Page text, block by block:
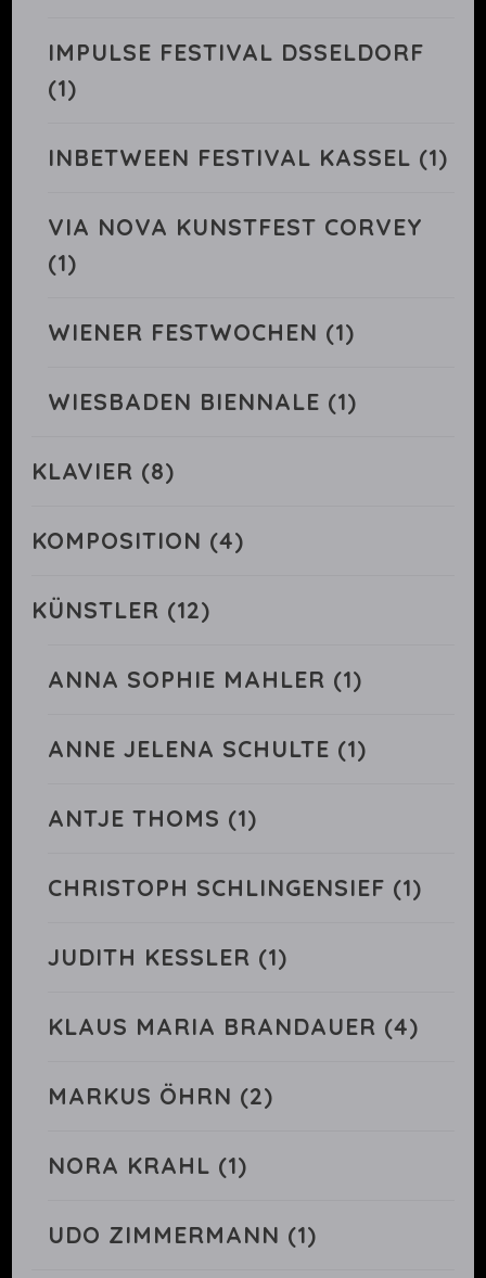
IMPULSE FESTIVAL DSSELDORF
(1)
INBETWEEN FESTIVAL KASSEL (1)
VIA NOVA KUNSTFEST CORVEY
(1)
WIENER FESTWOCHEN (1)
WIESBADEN BIENNALE (1)
KLAVIER (8)
KOMPOSITION (4)
KÜNSTLER (12)
ANNA SOPHIE MAHLER (1)
ANNE JELENA SCHULTE (1)
ANTJE THOMS (1)
CHRISTOPH SCHLINGENSIEF (1)
JUDITH KESSLER (1)
KLAUS MARIA BRANDAUER (4)
MARKUS ÖHRN (2)
NORA KRAHL (1)
UDO ZIMMERMANN (1)